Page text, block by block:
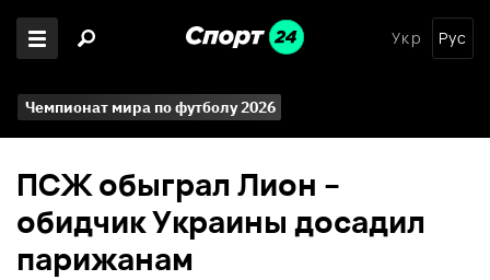
Укр Рус
Чемпионат мира по футболу 2026
ПСЖ обыграл Лион –
обидчик Украины досадил
парижанам